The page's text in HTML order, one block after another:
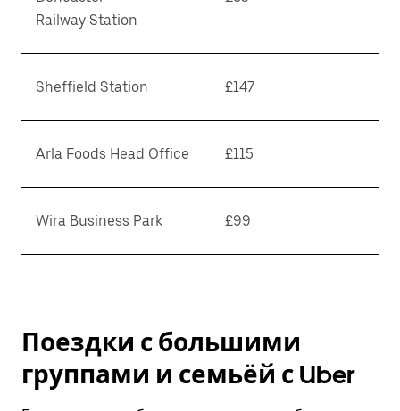
Railway Station
Sheffield Station £147
Arla Foods Head Office £115
Wira Business Park £99
Поездки с большими
группами и семьёй с Uber